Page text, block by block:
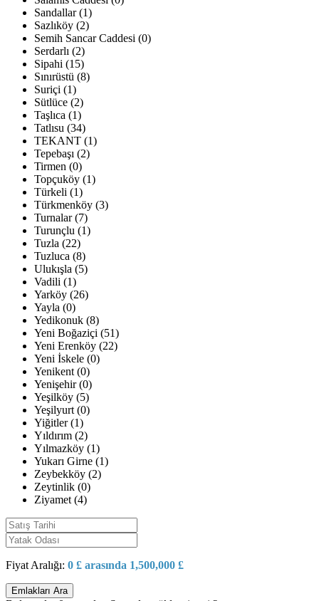
Sandallar (1)
Sazlıköy (2)
Semih Sancar Caddesi (0)
Serdarlı (2)
Sipahi (15)
Sınırüstü (8)
Suriçi (1)
Sütlüce (2)
Taşlıca (1)
Tatlısu (34)
TEKANT (1)
Tepebaşı (2)
Tirmen (0)
Topçuköy (1)
Türkeli (1)
Türkmenköy (3)
Turnalar (7)
Turunçlu (1)
Tuzla (22)
Tuzluca (8)
Ulukışla (5)
Vadili (1)
Yarköy (26)
Yayla (0)
Yedikonuk (8)
Yeni Boğaziçi (51)
Yeni Erenköy (22)
Yeni İskele (0)
Yenikent (0)
Yenişehir (0)
Yeşilköy (5)
Yeşilyurt (0)
Yiğitler (1)
Yıldırım (2)
Yılmazköy (1)
Yukarı Girne (1)
Zeybekköy (2)
Zeytinlik (0)
Ziyamet (4)
Fiyat Aralığı: 0 £ arasında 1,500,000 £